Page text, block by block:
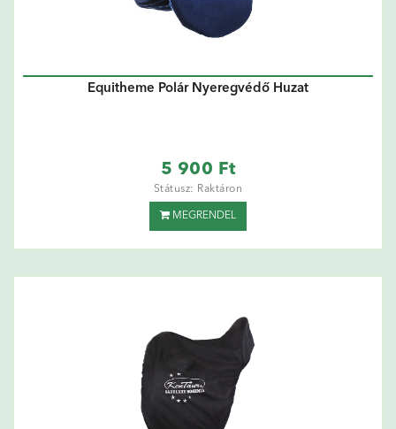
Equitheme Polár Nyeregvédő Huzat
5 900 Ft
Státusz: Raktáron
MEGRENDEL